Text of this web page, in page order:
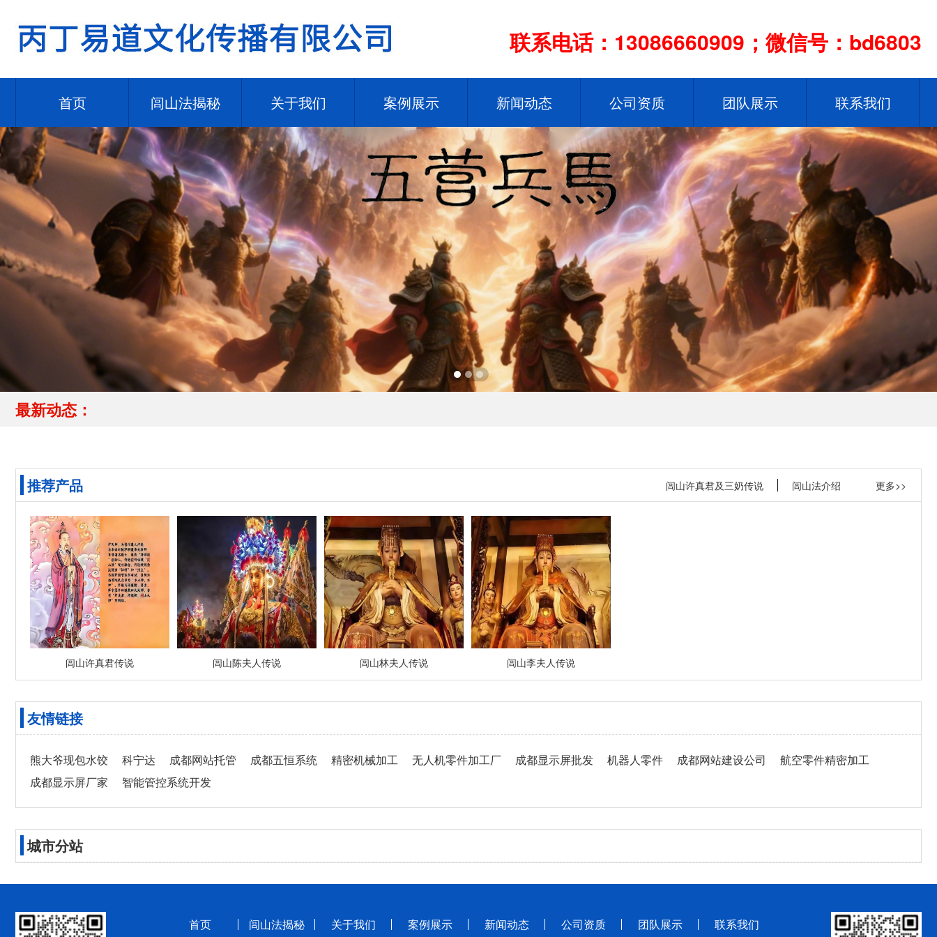
联系电话：13086660909；微信号：bd6803
首页 闾山法揭秘 关于我们 案例展示 新闻动态 公司资质 团队展示 联系我们
最新动态：
推荐产品 更多>>
闾山许真君及三奶传说 闾山法介绍
闾山许真君传说 闾山陈夫人传说 闾山林夫人传说 闾山李夫人传说
友情链接
熊大爷现包水饺 科宁达 成都网站托管 成都五恒系统 精密机械加工 无人机零件加工厂 成都显示屏批发 机器人零件 成都网站建设公司
航空零件精密加工
成都显示屏厂家
智能管控系统开发
城市分站
首页 闾山法揭秘 关于我们 案例展示 新闻动态 公司资质 团队展示 联系我们